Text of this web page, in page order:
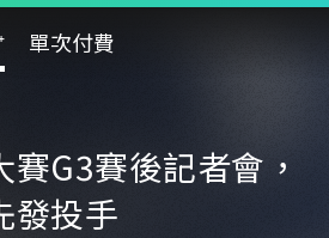
單次付費
G3賽後記者會，
發投手